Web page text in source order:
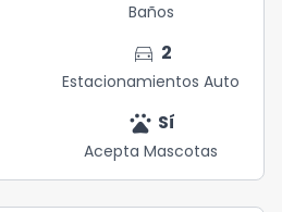
Baños
directions_car 2
Estacionamientos Auto
pets Sí
Acepta Mascotas